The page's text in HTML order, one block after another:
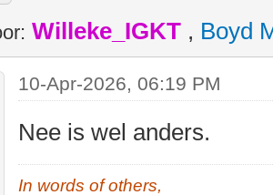
Willeke_IGKT , Boyd
10-Apr-2026, 06:19 PM
Nee is wel anders.
In words of others,